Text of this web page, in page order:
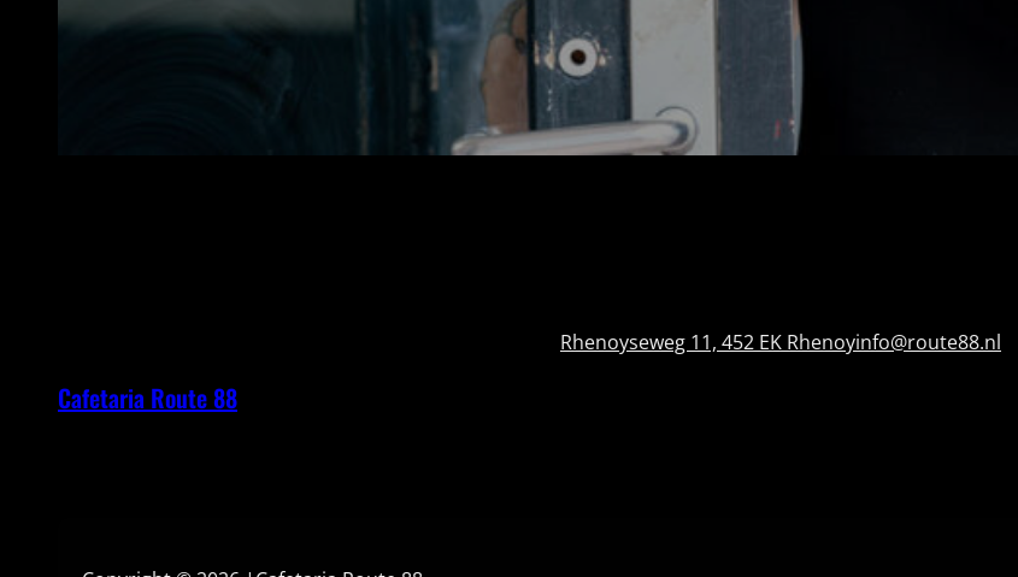
Cafetaria Route 88
Rhenoyseweg 11, 452 EK Rhenoyinfo@route88.nl